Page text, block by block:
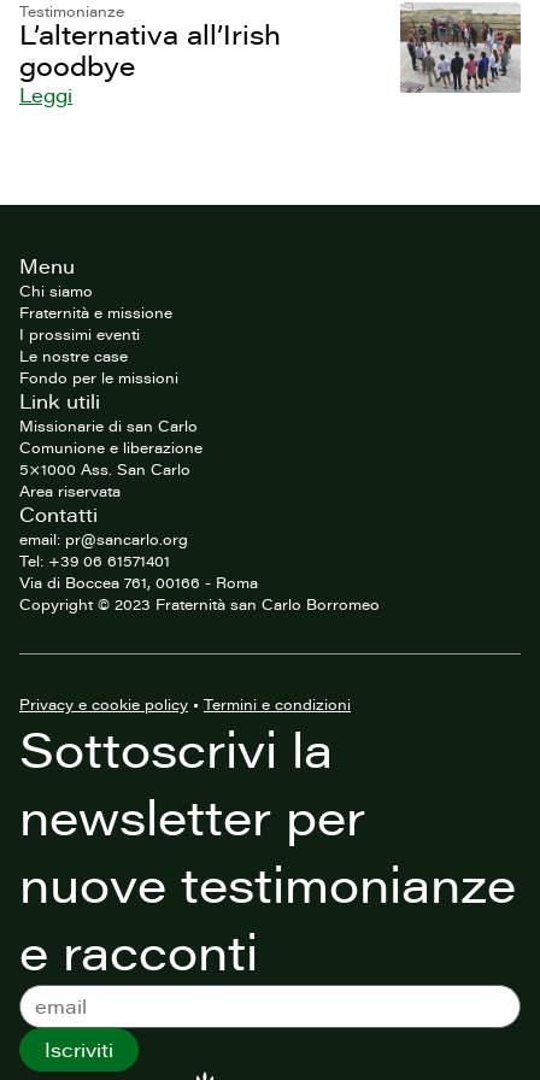
Testimonianze
L’alternativa all’Irish
goodbye
Leggi
FooterMenu
Chi siamo
Fraternità e missione
I prossimi eventi
Le nostre case
Fondo per le missioni
Link utili
Missionarie di san Carlo
Comunione e liberazione
5×1000 Ass. San Carlo
Area riservata
Contatti
email: pr@sancarlo.org
Tel: +39 06 61571401
Via di Boccea 761, 00166 - Roma
Copyright © 2023 Fraternità san Carlo Borromeo
Privacy e cookie policy • Termini e condizioni
Sottoscrivi la
newsletter per
nuove testimonianze
e racconti
Iscriviti